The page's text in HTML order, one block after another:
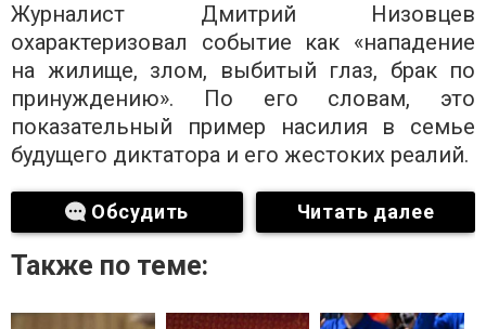
Журналист Дмитрий Низовцев
охарактеризовал событие как «нападение
на жилище, злом, выбитый глаз, брак по
принуждению». По его словам, это
показательный пример насилия в семье
будущего диктатора и его жестоких реалий.
Обсудить Читать далее
Также по теме: